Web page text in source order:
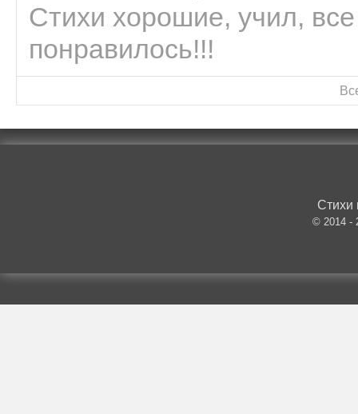
Стихи хорошие, учил,
понравилось!!!
Стихи
© 2014 -